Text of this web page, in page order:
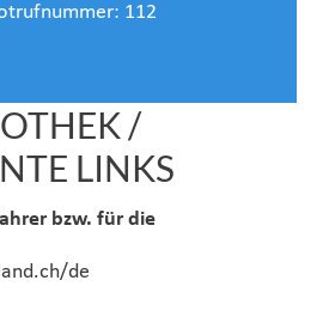
112
/
LINKS
bzw. für die
de